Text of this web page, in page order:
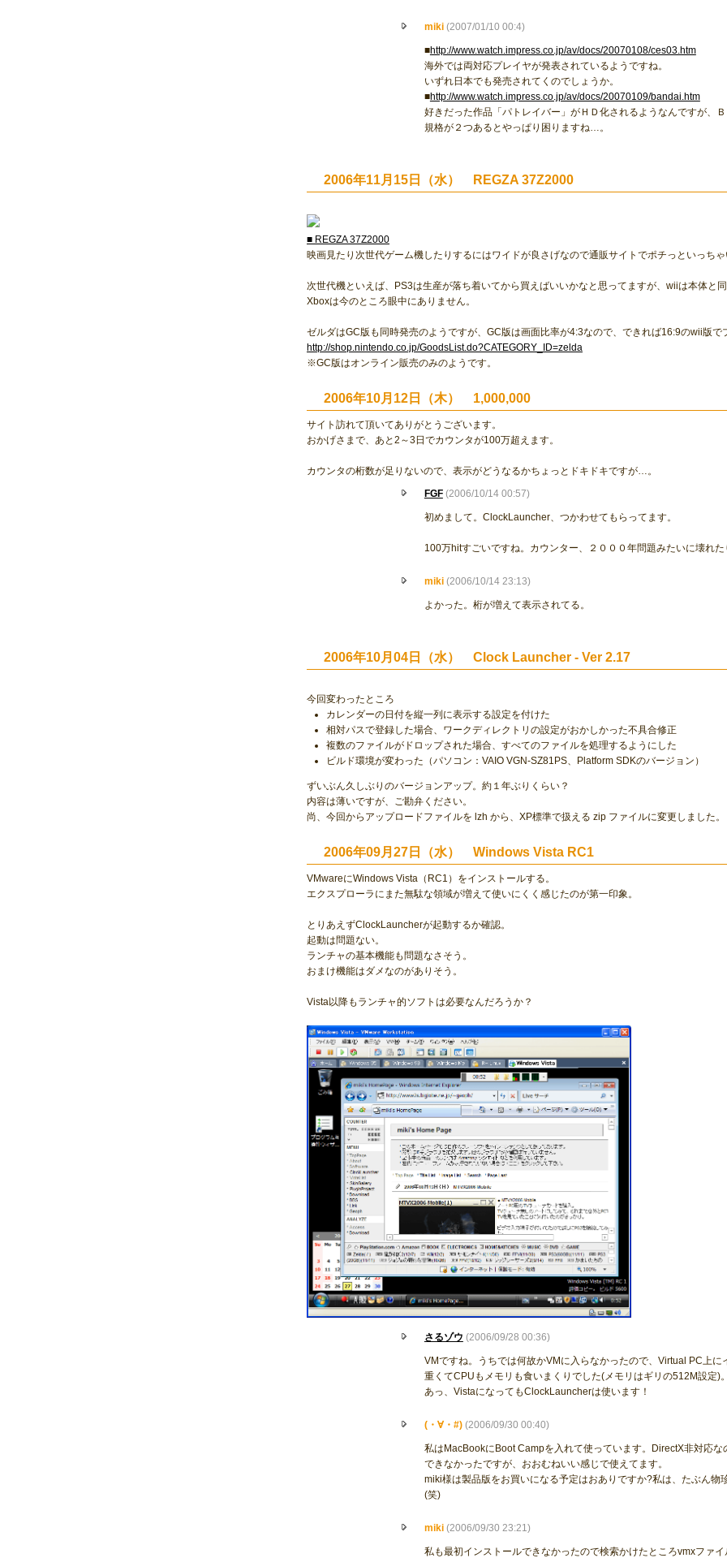
miki (2007/01/10 00:4)
■http://www.watch.impress.co.jp/av/docs/20070108/ces03.htm
海外では両対応プレイヤが発表されているようですね。
いずれ日本でも発売されてくのでしょうか。
■http://www.watch.impress.co.jp/av/docs/20070109/bandai.htm
好きだった作品「パトレイバー」がＨＤ化されるようなんですが、
規格が２つあるとやっぱり困りますね…。
2006年11月15日（水） REGZA 37Z2000
■ REGZA 37Z2000
映画見たり次世代ゲーム機したりするにはワイドが良さげなので通販サイトでポチっといっちゃ
次世代機といえば、PS3は生産が落ち着いてから買えばいいかなと思ってますが、wiiは本体と
Xboxは今のところ眼中にありません。
ゼルダはGC版も同時発売のようですが、GC版は画面比率が4:3なので、できれば16:9のwii版で
http://shop.nintendo.co.jp/GoodsList.do?CATEGORY_ID=zelda
※GC版はオンライン販売のみのようです。
2006年10月12日（木） 1,000,000
サイト訪れて頂いてありがとうございます。
おかげさまで、あと2～3日でカウンタが100万超えます。
カウンタの桁数が足りないので、表示がどうなるかちょっとドキドキですが…。
FGF (2006/10/14 00:57)
初めまして。ClockLauncher、つかわせてもらってます。
100万hitすごいですね。カウンター、２０００年問題みたいに壊れた
miki (2006/10/14 23:13)
よかった。桁が増えて表示されてる。
2006年10月04日（水） Clock Launcher - Ver 2.17
今回変わったところ
カレンダーの日付を縦一列に表示する設定を付けた
相対パスで登録した場合、ワークディレクトリの設定がおかしかった不具合修正
複数のファイルがドロップされた場合、すべてのファイルを処理するようにした
ビルド環境が変わった（パソコン：VAIO VGN-SZ81PS、Platform SDKのバージョン）
ずいぶん久しぶりのバージョンアップ。約１年ぶりくらい？
内容は薄いですが、ご勘弁ください。
尚、今回からアップロードファイルを lzh から、XP標準で扱える zip ファイルに変更しました。
2006年09月27日（水） Windows Vista RC1
VMwareにWindows Vista（RC1）をインストールする。
エクスプローラにまた無駄な領域が増えて使いにくく感じたのが第一印象。
とりあえずClockLauncherが起動するか確認。
起動は問題ない。
ランチャの基本機能も問題なさそう。
おまけ機能はダメなのがありそう。
Vista以降もランチャ的ソフトは必要なんだろうか？
さるゾウ (2006/09/28 00:36)
VMですね。うちでは何故かVMに入らなかったので、Virtual PC上に
重くてCPUもメモリも食いまくりでした(メモリはギリの512M設定)。
あっ、VistaになってもClockLauncherは使います！
(・∀・#) (2006/09/30 00:40)
私はMacBookにBoot Campを入れて使っています。DirectX非対応
できなかったですが、おおむねいい感じで使えてます。
miki様は製品版をお買いになる予定はおありですか?私は、たぶん
(笑)
miki (2006/09/30 23:21)
私も最初インストールできなかったので検索かけたところvmxファ